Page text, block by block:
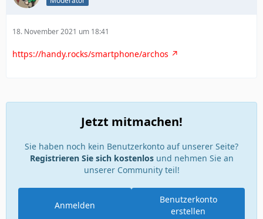
18. November 2021 um 18:41
https://handy.rocks/smartphone/archos
Jetzt mitmachen!
Sie haben noch kein Benutzerkonto auf unserer Seite?
Registrieren Sie sich kostenlosund nehmen Sie an
unserer Community teil!
Benutzerkonto
erstellen
Anmelden